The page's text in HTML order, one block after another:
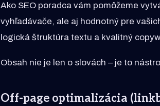
Ako SEO poradca vám pomôžeme
vyhľadávače, ale aj hodnotný pre
logická štruktúra textu a kvalitný
Obsah nie je len o slovách – je to
Off-page optimalizácia